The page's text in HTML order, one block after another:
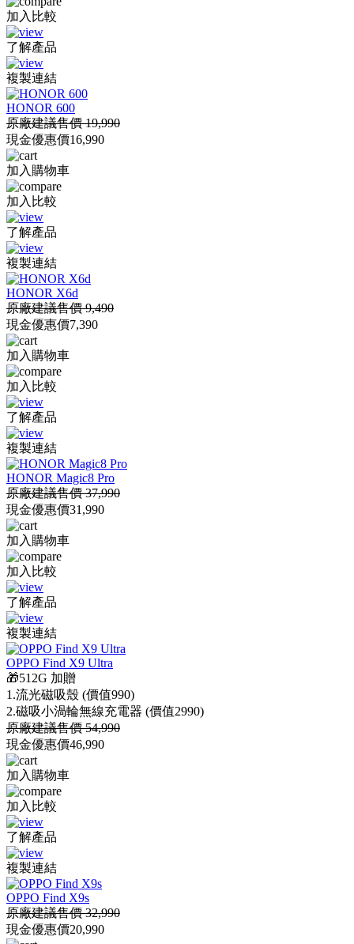
加入比較
了解產品
複製連結
HONOR 600
原廠建議售價 19,990
現金優惠價16,990
加入購物車
加入比較
了解產品
複製連結
HONOR X6d
原廠建議售價 9,490
現金優惠價7,390
加入購物車
加入比較
了解產品
複製連結
HONOR Magic8 Pro
原廠建議售價 37,990
現金優惠價31,990
加入購物車
加入比較
了解產品
複製連結
OPPO Find X9 Ultra
🎁512G 加贈
1.流光磁吸殼 (價值990)
2.磁吸小渦輪無線充電器 (價值2990)
原廠建議售價 54,990
現金優惠價46,990
加入購物車
加入比較
了解產品
複製連結
OPPO Find X9s
原廠建議售價 32,990
現金優惠價20,990